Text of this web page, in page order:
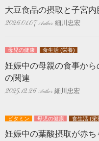
大豆食品の摂取と子宮
2026.01.07 細川忠宏
母児の健康 食生活 (栄養)
妊娠中の母親の食事か
の関連
2025.12.26 細川忠宏
ビタミン 母児の健康 食生活 (栄
妊娠中の葉酸摂取が赤